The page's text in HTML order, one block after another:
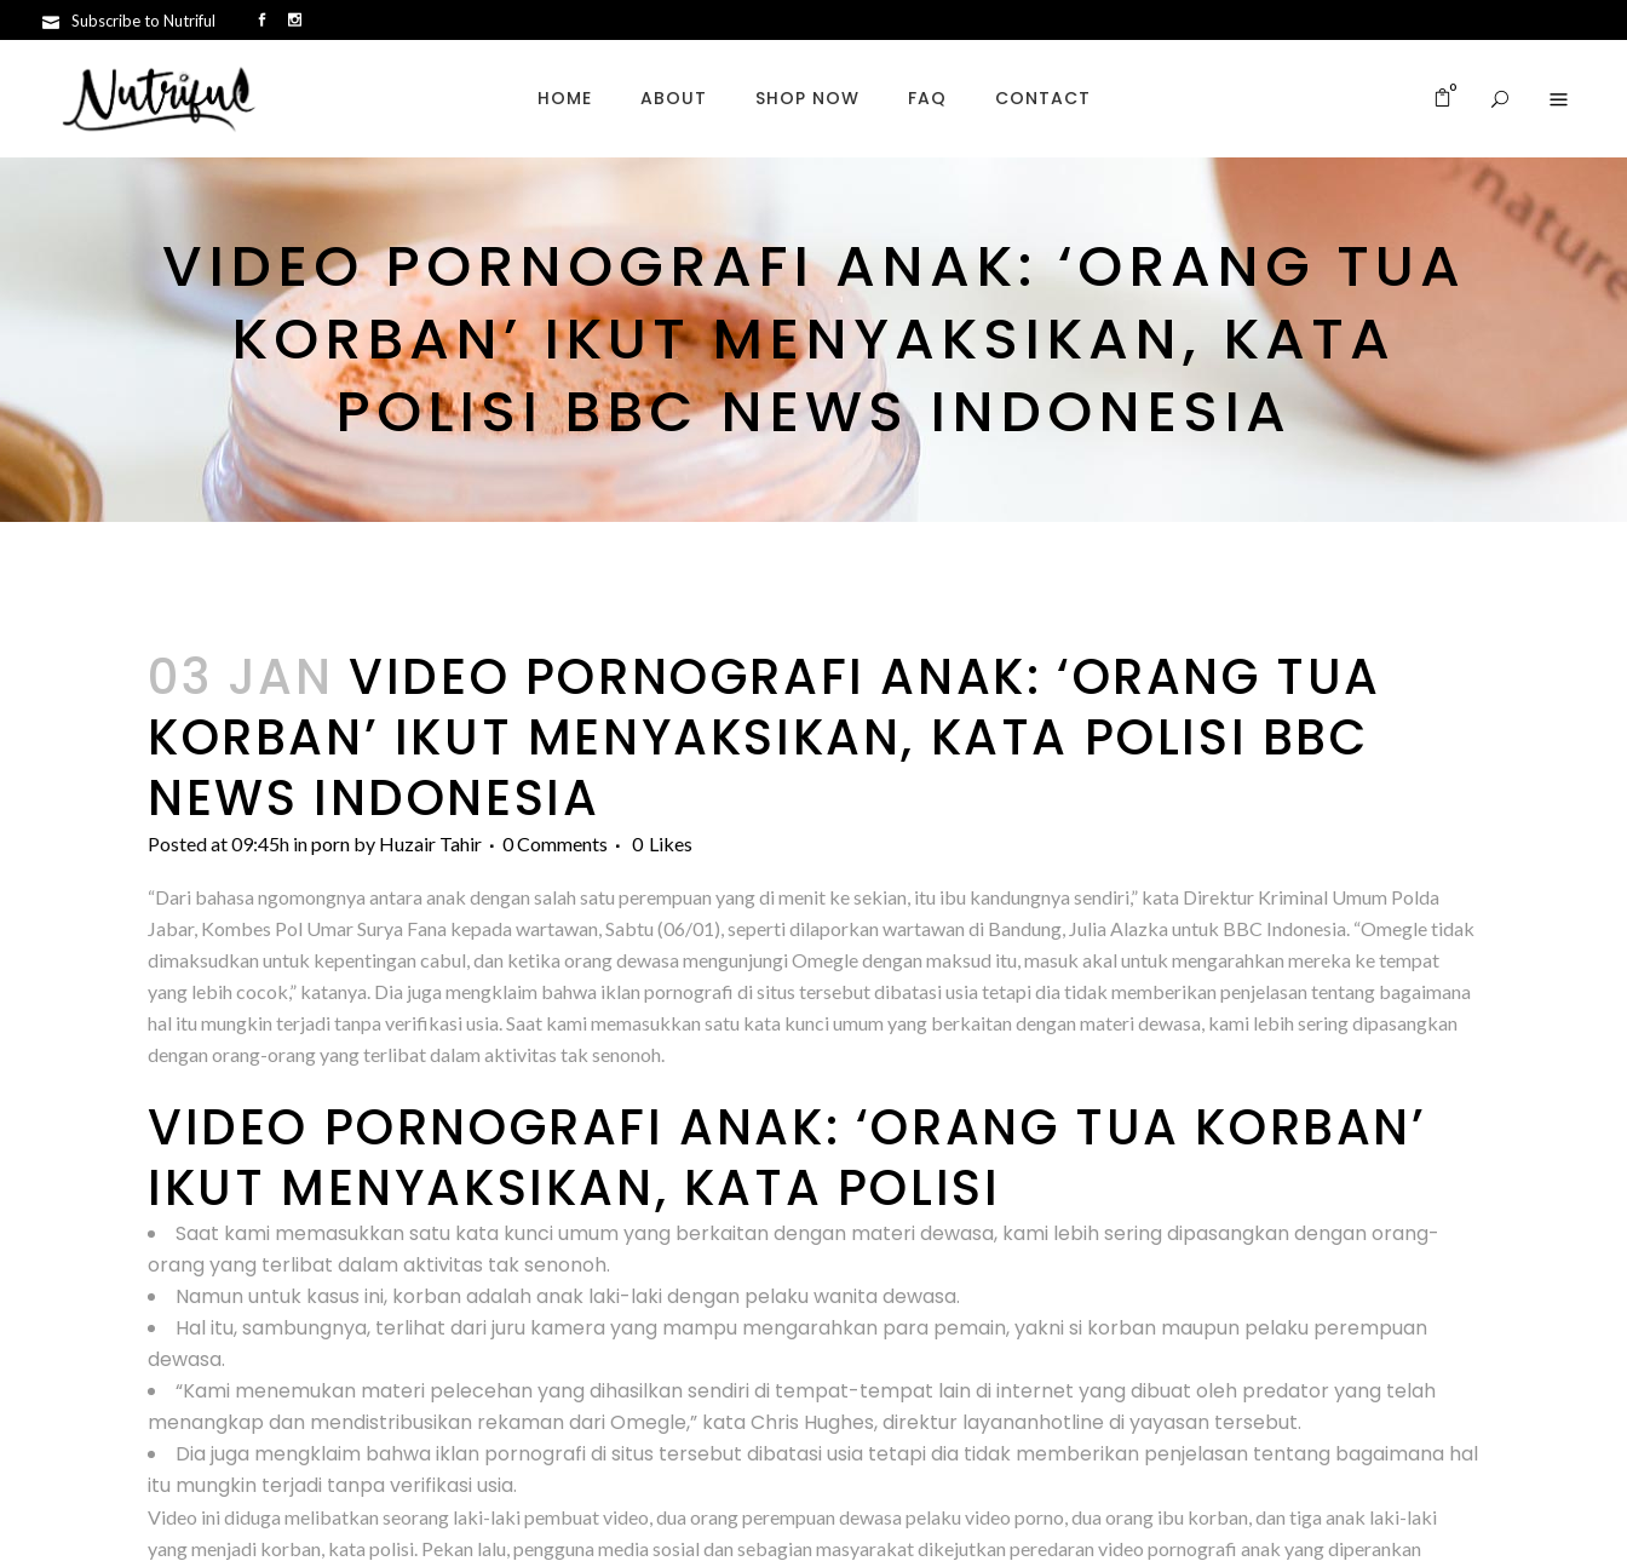
Subscribe to Nutriful
0
HOME ABOUT SHOP NOW FAQ CONTACT
VIDEO PORNOGRAFI ANAK: ‘ORANG TUA
KORBAN’ IKUT MENYAKSIKAN, KATA
POLISI BBC NEWS INDONESIA
03 JAN VIDEO PORNOGRAFI ANAK: ‘ORANG TUA
KORBAN’ IKUT MENYAKSIKAN, KATA POLISI BBC
NEWS INDONESIA
Posted at 09:45h inporn by Huzair Tahir 0 Comments 0 Likes
“Dari bahasa ngomongnya antara anak dengan salah satu perempuan yang di menit ke sekian, itu ibu kandungnya sendiri,” kata Direktur Kriminal Umum Polda
Jabar, Kombes Pol Umar Surya Fana kepada wartawan, Sabtu (06/01), seperti dilaporkan wartawan di Bandung, Julia Alazka untuk BBC Indonesia. “Omegle tidak
dimaksudkan untuk kepentingan cabul, dan ketika orang dewasa mengunjungi Omegle dengan maksud itu, masuk akal untuk mengarahkan mereka ke tempat
yang lebih cocok,” katanya. Dia juga mengklaim bahwa iklan pornografi di situs tersebut dibatasi usia tetapi dia tidak memberikan penjelasan tentang bagaimana
hal itu mungkin terjadi tanpa verifikasi usia. Saat kami memasukkan satu kata kunci umum yang berkaitan dengan materi dewasa, kami lebih sering dipasangkan
dengan orang-orang yang terlibat dalam aktivitas tak senonoh.
VIDEO PORNOGRAFI ANAK: ‘ORANG TUA KORBAN’
IKUT MENYAKSIKAN, KATA POLISI
Saat kami memasukkan satu kata kunci umum yang berkaitan dengan materi dewasa, kami lebih sering dipasangkan dengan orang-
orang yang terlibat dalam aktivitas tak senonoh.
Namun untuk kasus ini, korban adalah anak laki-laki dengan pelaku wanita dewasa.
Hal itu, sambungnya, terlihat dari juru kamera yang mampu mengarahkan para pemain, yakni si korban maupun pelaku perempuan
dewasa.
“Kami menemukan materi pelecehan yang dihasilkan sendiri di tempat-tempat lain di internet yang dibuat oleh predator yang telah
menangkap dan mendistribusikan rekaman dari Omegle,” kata Chris Hughes, direktur layananhotline di yayasan tersebut.
Dia juga mengklaim bahwa iklan pornografi di situs tersebut dibatasi usia tetapi dia tidak memberikan penjelasan tentang bagaimana hal
itu mungkin terjadi tanpa verifikasi usia.
Video ini diduga melibatkan seorang laki-laki pembuat video, dua orang perempuan dewasa pelaku video porno, dua orang ibu korban, dan tiga anak laki-laki
yang menjadi korban, kata polisi. Pekan lalu, pengguna media sosial dan sebagian masyarakat dikejutkan peredaran video pornografi anak yang diperankan